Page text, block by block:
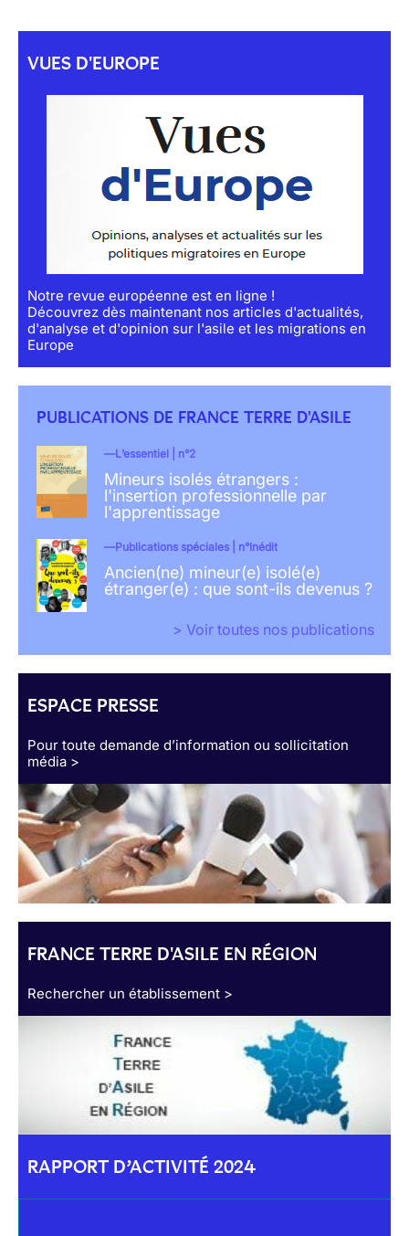
VUES D'EUROPE
Notre revue européenne est en ligne !
Découvrez dès maintenant nos articles d'actualités,
d'analyse et d'opinion sur l'asile et les migrations en
Europe
PUBLICATIONS DE FRANCE TERRE D'ASILE
L’essentiel | n°2
Mineurs isolés étrangers :
l'insertion professionnelle par
l'apprentissage
Publications spéciales | n°Inédit
Ancien(ne) mineur(e) isolé(e)
étranger(e) : que sont-ils devenus ?
> Voir toutes nos publications
ESPACE PRESSE
Pour toute demande d’information ou sollicitation
média >
FRANCE TERRE D'ASILE EN RÉGION
Rechercher un établissement >
RAPPORT D’ACTIVITÉ 2024